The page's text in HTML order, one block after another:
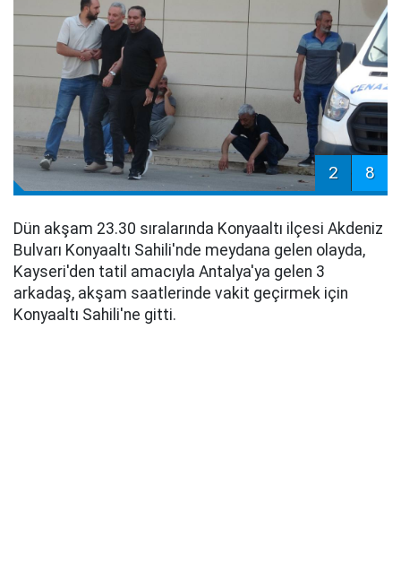
2 8
Dün akşam 23.30 sıralarında Konyaaltı ilçesi Akdeniz
Bulvarı Konyaaltı Sahili'nde meydana gelen olayda,
Kayseri'den tatil amacıyla Antalya'ya gelen 3
arkadaş, akşam saatlerinde vakit geçirmek için
Konyaaltı Sahili'ne gitti.